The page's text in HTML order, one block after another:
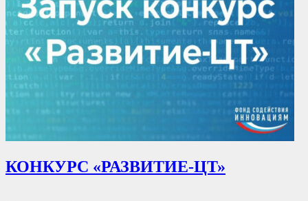
КОНКУРС «РАЗВИТИЕ-ЦТ»